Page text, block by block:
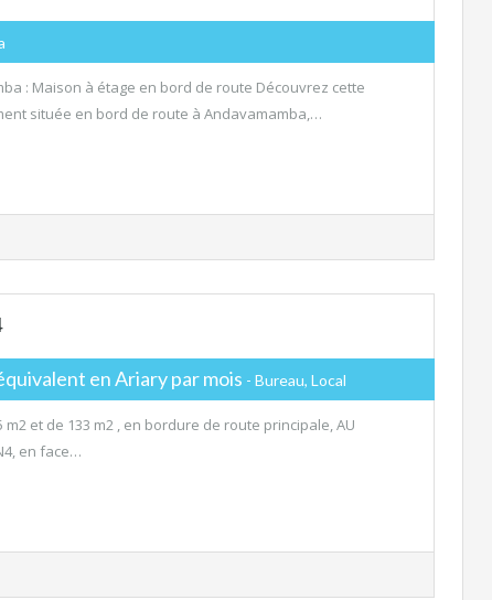
: Maison à étage en bord de route Découvrez cette
située en bord de route à Andavamamba,…
en Ariary par mois - Bureau, Local
m2 et de 133 m2 , en bordure de route principale, AU
en face…